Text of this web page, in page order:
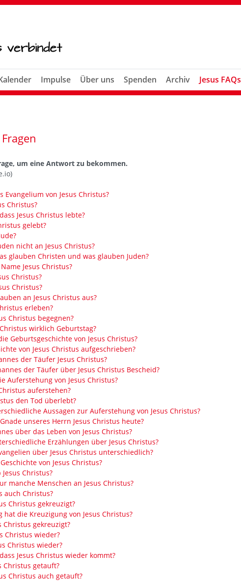
Impulse Über uns Spenden Archiv Jesus FAQs
um eine Antwort zu bekommen.
Evangelium von Jesus Christus?
Christus?
Jesus Christus lebte?
gelebt?
nicht an Jesus Christus?
glauben Christen und was glauben Juden?
Jesus Christus?
Christus?
Christus?
an Jesus Christus aus?
erleben?
Christus begegnen?
wirklich Geburtstag?
Geburtsgeschichte von Jesus Christus?
von Jesus Christus aufgeschrieben?
der Täufer Jesus Christus?
der Täufer über Jesus Christus Bescheid?
Auferstehung von Jesus Christus?
auferstehen?
den Tod überlebt?
Aussagen zur Auferstehung von Jesus Christus?
unseres Herrn Jesus Christus heute?
über das Leben von Jesus Christus?
Erzählungen über Jesus Christus?
über Jesus Christus unterschiedlich?
von Jesus Christus?
Christus?
manche Menschen an Jesus Christus?
auch Christus?
Christus gekreuzigt?
hat die Kreuzigung von Jesus Christus?
Christus gekreuzigt?
Christus wieder?
Christus wieder?
Jesus Christus wieder kommt?
Christus getauft?
Christus auch getauft?